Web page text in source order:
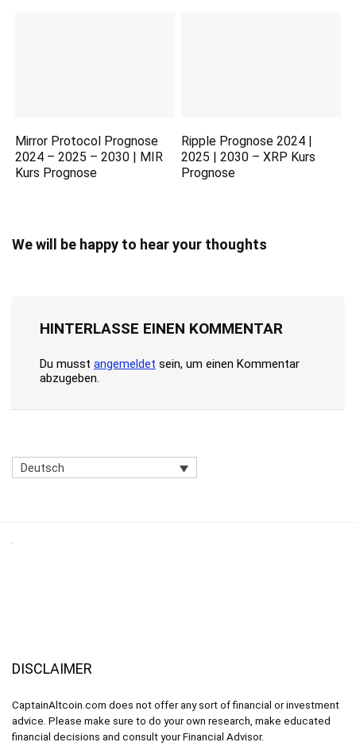
Mirror Protocol Prognose
2024 – 2025 – 2030 | MIR
Kurs Prognose
Ripple Prognose 2024 |
2025 | 2030 – XRP Kurs
Prognose
We will be happy to hear your thoughts
HINTERLASSE EINEN KOMMENTAR
Du musst angemeldet sein, um einen Kommentar
abzugeben.
Deutsch
DISCLAIMER
CaptainAltcoin.com does not offer any sort of financial or investment
advice. Please make sure to do your own research, make educated
financial decisions and consult your Financial Advisor.